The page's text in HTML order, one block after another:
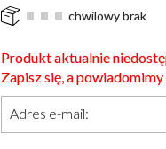
chwilowy brak
Produkt aktualnie
Zapisz się, a
Adres e-mail: